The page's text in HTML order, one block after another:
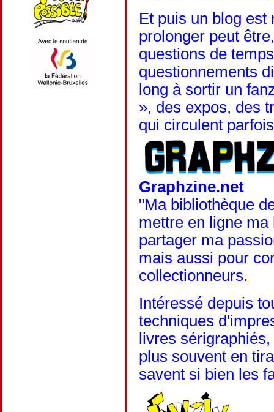
Et puis un blog est
prolonger peut
questions de
questionnements
long à sortir un
», des expos, des
qui circulent
Graphzine.net
"Ma bibliothèque
mettre en ligne
partager ma
mais aussi pour
collectionneurs.
Intéressé depuis
techniques
livres
plus souvent en
savent si bien les